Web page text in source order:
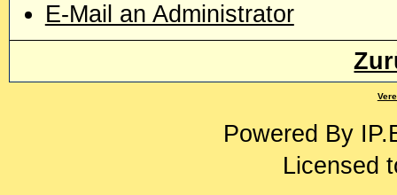
E-Mail an Administrator
Powered By
Licensed